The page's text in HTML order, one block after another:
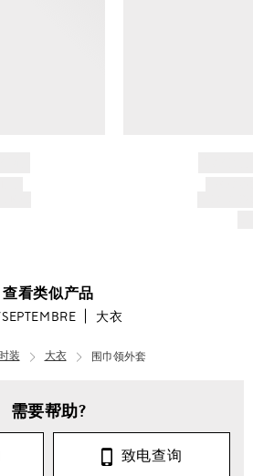
查看类似产品
大衣
装 大衣 围巾领外套
需要帮助?
致电查询